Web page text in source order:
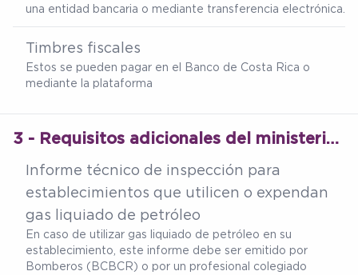
una entidad bancaria o mediante transferencia electrónica.
Timbres fiscales
Estos se pueden pagar en el Banco de Costa Rica o
mediante la plataforma
3 - Requisitos adicionales del ministerio de salud
Informe técnico de inspección para
establecimientos que utilicen o expendan
gas liquiado de petróleo
En caso de utilizar gas liquiado de petróleo en su
establecimiento, este informe debe ser emitido por
Bomberos (BCBCR) o por un profesional colegiado